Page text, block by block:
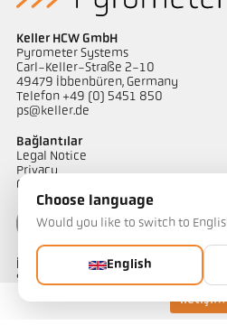
İletişim
Keller HCW GmbH
Pyrometer Systems
Carl-Keller-Straße 2-10
49479 Ibbenbüren, Germany
Telefon +49 (0) 5451 850
ps@keller.de
Bağlantılar
Legal Notice
Privacy
GTC
İletişim
Sıcaklık ölçüm çözümlerimiz
Choose language
Would you like to switch to
English